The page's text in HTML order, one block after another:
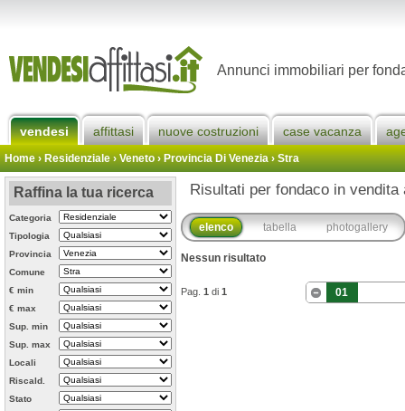
Annunci immobiliari per
vendesi affittasi nuove costruzioni case vacanza
Home› Residenziale › Veneto ›Provincia Di Venezia›Stra
Raffina la tua ricerca
Categoria
Tipologia
Provincia
Comune
€ min
€ max
Sup. min
Sup. max
Locali
Riscald.
Stato
Risultati per fondaco in vendita
elenco tabella photogallery
Nessun risultato
Pag. 1 di 1 01